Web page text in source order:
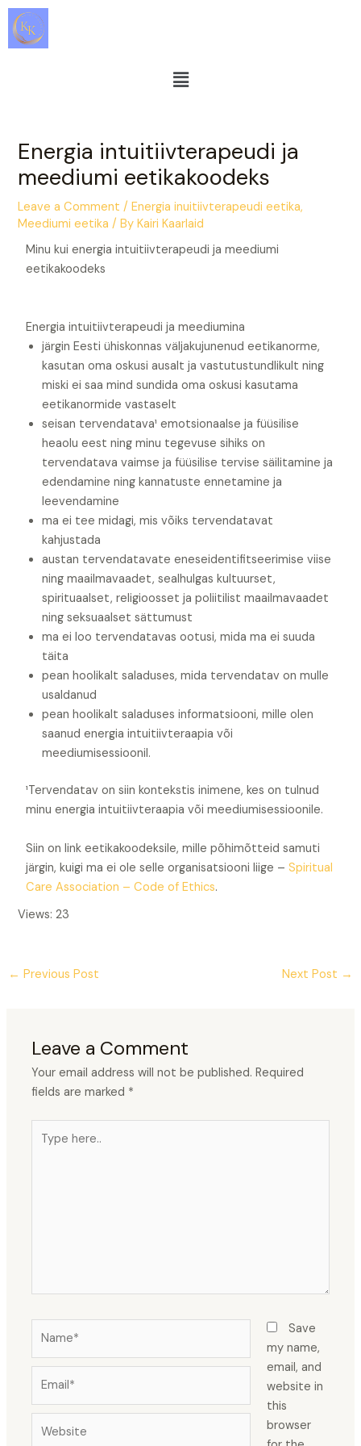
Skip
content
Menu
Energia intuitiivterapeudi ja
meediumi eetikakoodeks
Leave a Comment /Energia inuitiivterapeudi eetika,
Meediumi eetika / ByKairi Kaarlaid
Minu kui energia intuitiivterapeudi ja meediumi
eetikakoodeks
Energia intuitiivterapeudi ja meediumina
järgin Eesti ühiskonnas väljakujunenud eetikanorme,
kasutan oma oskusi ausalt ja vastutustundlikult ning
miski ei saa mind sundida oma oskusi kasutama
eetikanormide vastaselt
seisan tervendatava¹ emotsionaalse ja füüsilise
heaolu eest ning minu tegevuse sihiks on
tervendatava vaimse ja füüsilise tervise säilitamine ja
edendamine ning kannatuste ennetamine ja
leevendamine
ma ei tee midagi, mis võiks tervendatavat
kahjustada
austan tervendatavate eneseidentifitseerimise viise
ning maailmavaadet, sealhulgas kultuurset,
spirituaalset, religioosset ja poliitilist maailmavaadet
ning seksuaalset sättumust
ma ei loo tervendatavas ootusi, mida ma ei suuda
täita
pean hoolikalt saladuses, mida tervendatav on mulle
usaldanud
pean hoolikalt saladuses informatsiooni, mille olen
saanud energia intuitiivteraapia või
meediumisessioonil.
¹Tervendatav on siin kontekstis inimene, kes on tulnud
minu energia intuitiivteraapia või meediumisessioonile.
Siin on link eetikakoodeksile, mille põhimõtteid samuti
järgin, kuigi ma ei ole selle organisatsiooni liige –Spiritual
Care Association – Code of Ethics.
Views: 23
Post
navigation
← Previous Post Next Post →
Leave a Comment
Your email address will not be published. Required
fields are marked *
here..
Save
my name,
email, and
website in
this
browser